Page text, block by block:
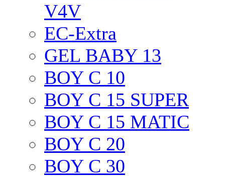
V4V
EC-Extra
GEL BABY 13
BOY C 10
BOY C 15 SUPER
BOY C 15 MATIC
BOY C 20
BOY C 30